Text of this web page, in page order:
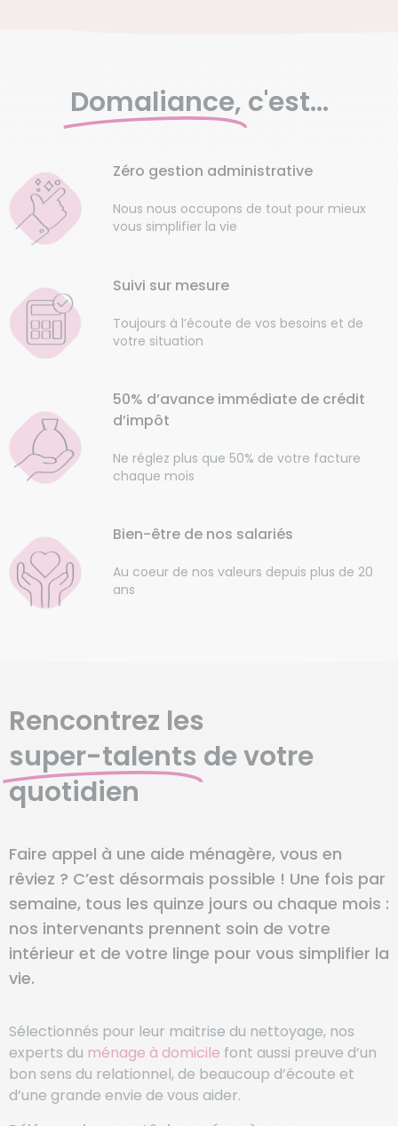
Domaliance, c'est...
Zéro gestion administrative
Nous nous occupons de tout pour mieux
vous simplifier la vie
Suivi sur mesure
Toujours à l’écoute de vos besoins et de
votre situation
50% d’avance immédiate de crédit
d’impôt
Ne réglez plus que 50% de votre facture
chaque mois
Bien-être de nos salariés
Au coeur de nos valeurs depuis plus de 20
ans
Rencontrez les
super-talents de votre
quotidien
Faire appel à une aide ménagère, vous en
rêviez ? C’est désormais possible ! Une fois par
semaine, tous les quinze jours ou chaque mois :
nos intervenants prennent soin de votre
intérieur et de votre linge pour vous simplifier la
vie.
Sélectionnés pour leur maitrise du nettoyage, nos
experts du ménage à domicile font aussi preuve d’un
bon sens du relationnel, de beaucoup d’écoute et
d’une grande envie de vous aider.